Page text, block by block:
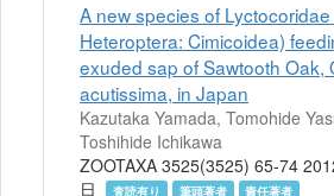
A new species of
Heteroptera: Cimicoidea)
exuded sap of Sawtooth Oak,
acutissima, in Japan
Kazutaka Yamada, Tomohide
Toshihide Ichikawa
ZOOTAXA 3525(3525) 65-74
日
査読有り 筆頭著者 責任著者